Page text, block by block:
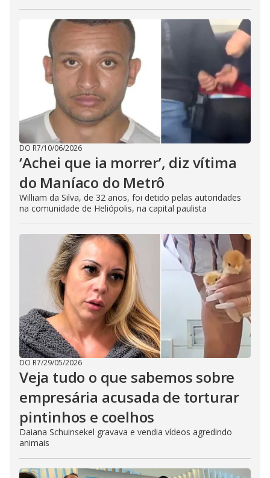
DO R7/10/06/2026
‘Achei que ia morrer’, diz vítima
do Maníaco do Metrô
William da Silva, de 32 anos, foi detido pelas autoridades
na comunidade de Heliópolis, na capital paulista
DO R7/29/05/2026
Veja tudo o que sabemos sobre
empresária acusada de torturar
pintinhos e coelhos
Daiana Schuinsekel gravava e vendia vídeos agredindo
animais